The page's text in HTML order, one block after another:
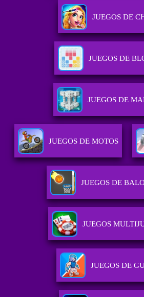
JUEGOS DE
JUEGOS DE
JUEGOS DE
JUEGOS DE MOTOS
JUEGOS DE
JUEGOS
JUEGOS DE